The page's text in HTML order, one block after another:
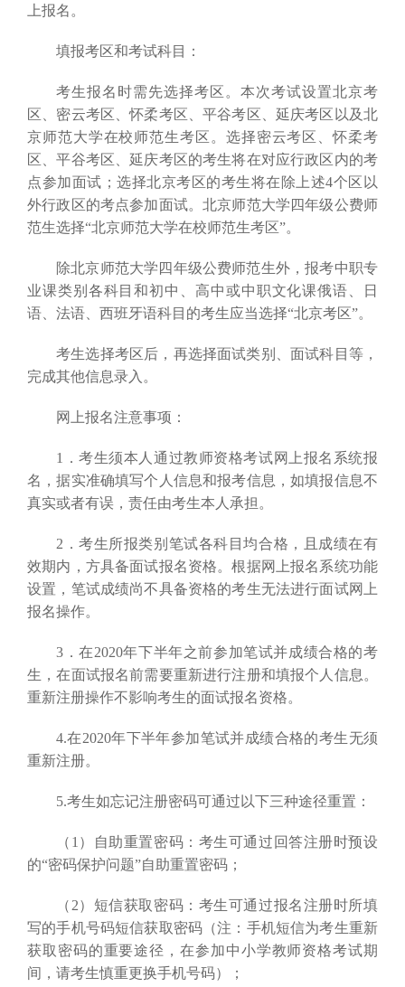
上报名。
填报考区和考试科目：
考生报名时需先选择考区。本次考试设置北京考
区、密云考区、怀柔考区、平谷考区、延庆考区以及北
京师范大学在校师范生考区。选择密云考区、怀柔考
区、平谷考区、延庆考区的考生将在对应行政区内的考
点参加面试；选择北京考区的考生将在除上述4个区以
外行政区的考点参加面试。北京师范大学四年级公费师
范生选择“北京师范大学在校师范生考区”。
除北京师范大学四年级公费师范生外，报考中职专
业课类别各科目和初中、高中或中职文化课俄语、日
语、法语、西班牙语科目的考生应当选择“北京考区”。
考生选择考区后，再选择面试类别、面试科目等，
完成其他信息录入。
网上报名注意事项：
1．考生须本人通过教师资格考试网上报名系统报
名，据实准确填写个人信息和报考信息，如填报信息不
真实或者有误，责任由考生本人承担。
2．考生所报类别笔试各科目均合格，且成绩在有
效期内，方具备面试报名资格。根据网上报名系统功能
设置，笔试成绩尚不具备资格的考生无法进行面试网上
报名操作。
3．在2020年下半年之前参加笔试并成绩合格的考
生，在面试报名前需要重新进行注册和填报个人信息。
重新注册操作不影响考生的面试报名资格。
4.在2020年下半年参加笔试并成绩合格的考生无须
重新注册。
5.考生如忘记注册密码可通过以下三种途径重置：
（1）自助重置密码：考生可通过回答注册时预设
的“密码保护问题”自助重置密码；
（2）短信获取密码：考生可通过报名注册时所填
写的手机号码短信获取密码（注：手机短信为考生重新
获取密码的重要途径，在参加中小学教师资格考试期
间，请考生慎重更换手机号码）；